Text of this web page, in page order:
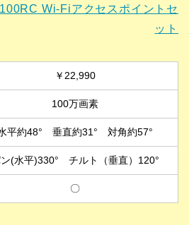
Wi-Fiアクセスポイントセ
ット
￥22,990
100万画素
平約48° 垂直約31° 対角約57°
(水平)330° チルト（垂直）120°
〇